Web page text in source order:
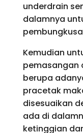
underdrain
dalamnya
Kemudian
pemasangan
berupa
pracetak
disesuaikan
ada di
ketinggian